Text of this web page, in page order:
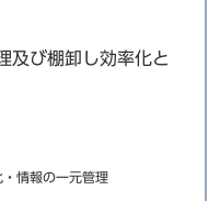
及び棚卸し効率化と
情報の一元管理